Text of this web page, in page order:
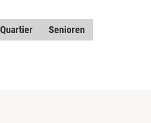
Quartier Senioren